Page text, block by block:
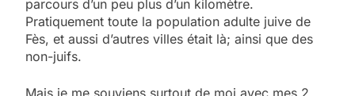
parcours d’un peu plus d’un kilomètre.
Pratiquement toute la population adulte juive de
Fès, et aussi d’autres villes était là; ainsi que des
non-juifs.
Mais je me souviens surtout de moi avec mes 2